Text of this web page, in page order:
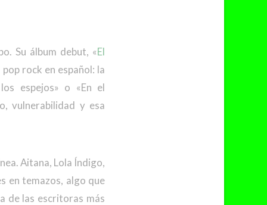
Su álbum debut, «El
rock en español: la
espejos» o «En el
vulnerabilidad y esa
Aitana, Lola Índigo,
en temazos, algo que
de las escritoras más